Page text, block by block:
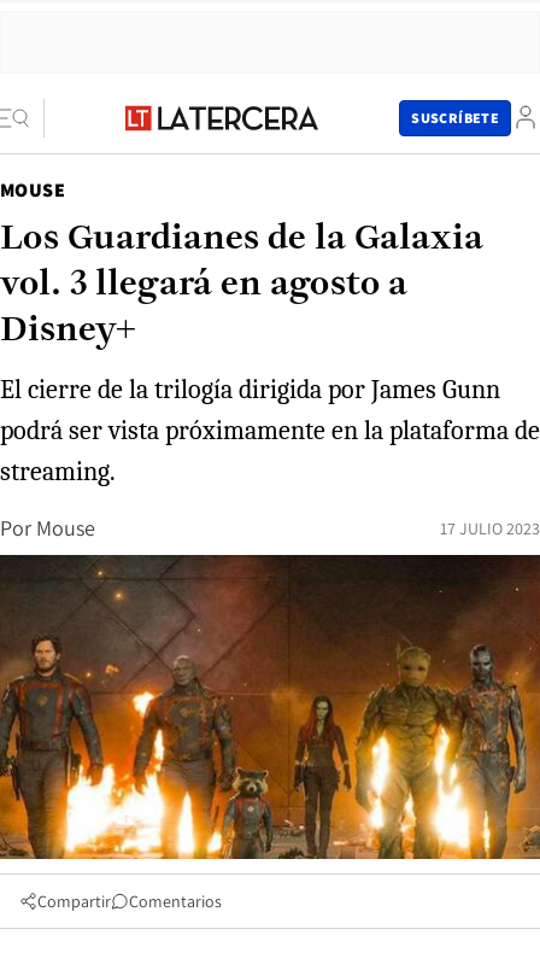
SUSCRÍBETE
MOUSE
Los Guardianes de la Galaxia
vol. 3 llegará en agosto a
Disney+
El cierre de la trilogía dirigida por James Gunn
podrá ser vista próximamente en la plataforma de
streaming.
Por Mouse 17 JULIO 2023
Compartir Comentarios